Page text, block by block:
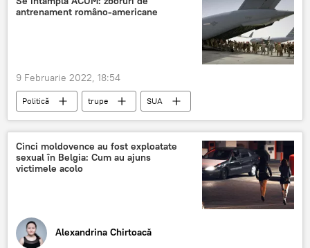
antrenament româno-americane
9 Februarie 2022, 18:54
Politică trupe
SUA
România
Cinci moldovence au fost exploatate
sexual în Belgia: Cum au ajuns
victimele acolo
Alexandrina Chirtoacă